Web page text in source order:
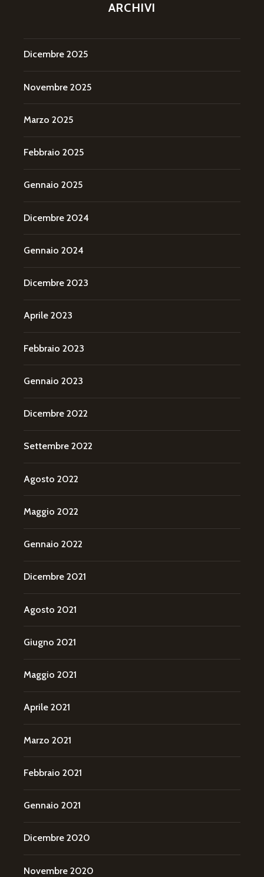
ARCHIVI
Dicembre 2025
Novembre 2025
Marzo 2025
Febbraio 2025
Gennaio 2025
Dicembre 2024
Gennaio 2024
Dicembre 2023
Aprile 2023
Febbraio 2023
Gennaio 2023
Dicembre 2022
Settembre 2022
Agosto 2022
Maggio 2022
Gennaio 2022
Dicembre 2021
Agosto 2021
Giugno 2021
Maggio 2021
Aprile 2021
Marzo 2021
Febbraio 2021
Gennaio 2021
Dicembre 2020
Novembre 2020